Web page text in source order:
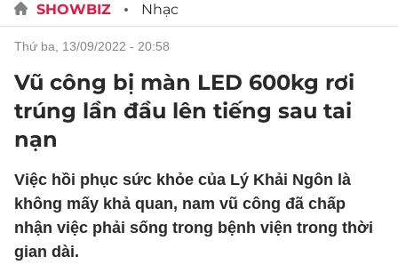
SHOWBIZ Nhạc
thứ ba, 13/09/2022 - 20:58
Vũ công bị màn LED 600kg rơi
trúng lần đầu lên tiếng sau tai
nạn
Việc hồi phục sức khỏe của Lý Khải Ngôn là
không mấy khả quan, nam vũ công đã chấp
nhận việc phải sống trong bệnh viện trong thời
gian dài.